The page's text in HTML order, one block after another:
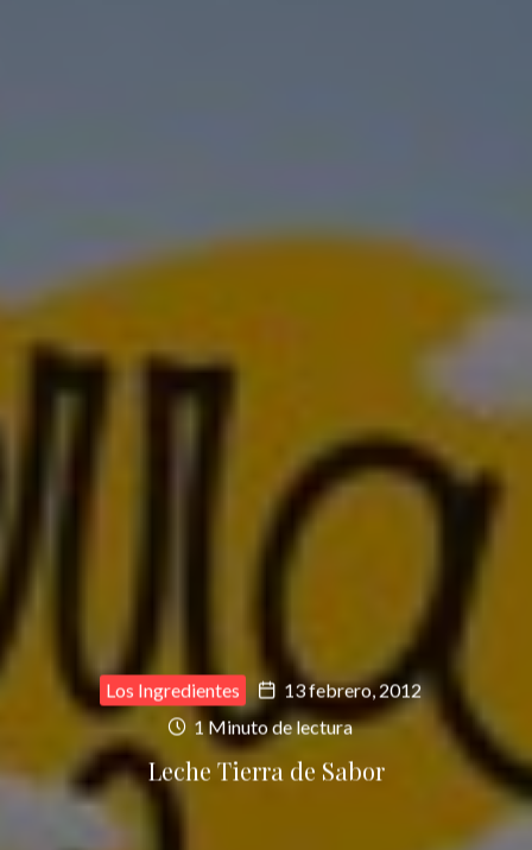
Los Ingredientes
13 febrero, 2012
1 Minuto de lectura
Leche Tierra de Sabor